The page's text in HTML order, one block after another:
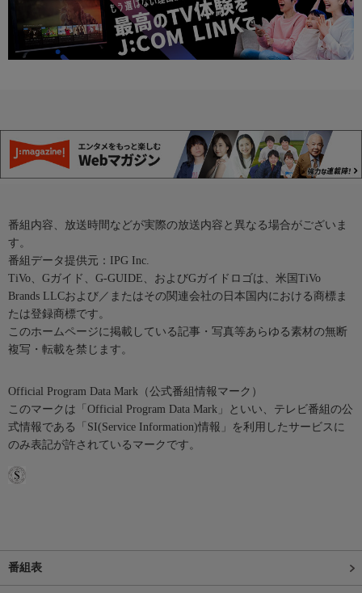
番組内容、放送時間などが実際の放送内容と異なる場合がございま
す。
番組データ提供元：IPG Inc.
TiVo、Gガイド、G-GUIDE、およびGガイドロゴは、米国TiVo
Brands LLCおよび／またはその関連会社の日本国内における商標ま
たは登録商標です。
このホームページに掲載している記事・写真等あらゆる素材の無断
複写・転載を禁じます。
Official Program Data Mark（公式番組情報マーク）
このマークは「Official Program Data Mark」といい、テレビ番組の公
式情報である「SI(Service Information)情報」を利用したサービスに
のみ表記が許されているマークです。
番組表